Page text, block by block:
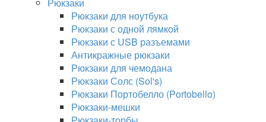
Рюкзаки для ноутбука
Рюкзаки с одной лямкой
Рюкзаки с USB разъемами
Антикражные рюкзаки
Рюкзаки для чемодана
Рюкзаки Солс (Sol's)
Рюкзаки Портобелло (Portobello)
Рюкзаки-мешки